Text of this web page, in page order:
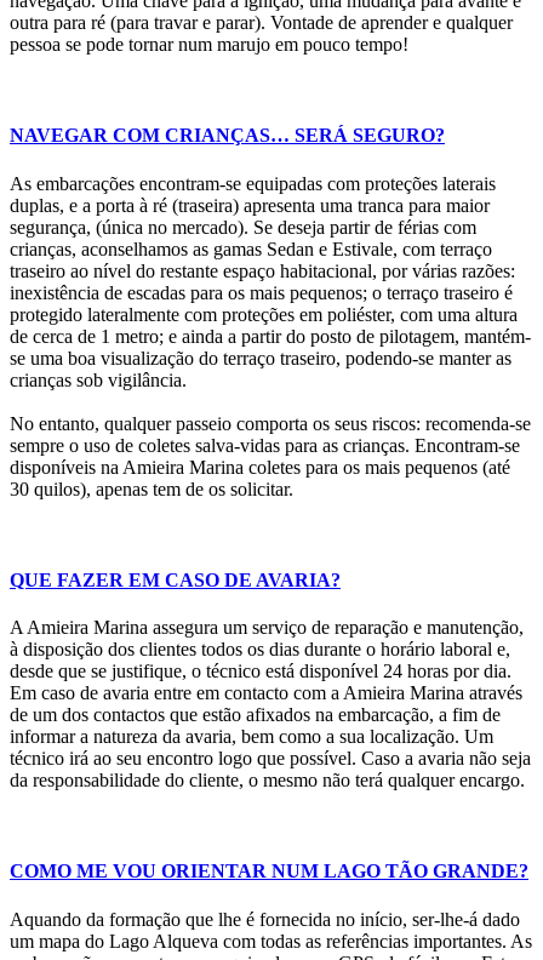
outra para ré (para travar e parar). Vontade de aprender e qualquer
pessoa se pode tornar num marujo em pouco tempo!
NAVEGAR COM CRIANÇAS… SERÁ SEGURO?
As embarcações encontram-se equipadas com proteções laterais
duplas, e a porta à ré (traseira) apresenta uma tranca para maior
segurança, (única no mercado). Se deseja partir de férias com
crianças, aconselhamos as gamas Sedan e Estivale, com terraço
traseiro ao nível do restante espaço habitacional, por várias razões:
inexistência de escadas para os mais pequenos; o terraço traseiro é
protegido lateralmente com proteções em poliéster, com uma altura
de cerca de 1 metro; e ainda a partir do posto de pilotagem, mantém-
se uma boa visualização do terraço traseiro, podendo-se manter as
crianças sob vigilância.
No entanto, qualquer passeio comporta os seus riscos: recomenda-se
sempre o uso de coletes salva-vidas para as crianças. Encontram-se
disponíveis na Amieira Marina coletes para os mais pequenos (até
30 quilos), apenas tem de os solicitar.
QUE FAZER EM CASO DE AVARIA?
A Amieira Marina assegura um serviço de reparação e manutenção,
à disposição dos clientes todos os dias durante o horário laboral e,
desde que se justifique, o técnico está disponível 24 horas por dia.
Em caso de avaria entre em contacto com a Amieira Marina através
de um dos contactos que estão afixados na embarcação, a fim de
informar a natureza da avaria, bem como a sua localização. Um
técnico irá ao seu encontro logo que possível. Caso a avaria não seja
da responsabilidade do cliente, o mesmo não terá qualquer encargo.
COMO ME VOU ORIENTAR NUM LAGO TÃO GRANDE?
Aquando da formação que lhe é fornecida no início, ser-lhe-á dado
um mapa do Lago Alqueva com todas as referências importantes. As